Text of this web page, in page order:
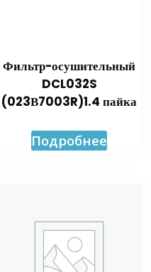
Фильтр-осушительный
DCL032S
(023В7003R)1.4 пайка
Подробнее